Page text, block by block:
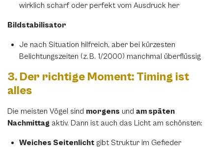
wirklich scharf oder perfekt vom Ausdruck her
Bildstabilisator
Je nach Situation hilfreich, aber bei kürzesten
Belichtungszeiten (z. B. 1/2000) manchmal überflüssig
3. Der richtige Moment: Timing ist
alles
Die meisten Vögel sind morgens und am späten
Nachmittag aktiv. Dann ist auch das Licht am schönsten:
Weiches Seitenlicht gibt Struktur im Gefieder